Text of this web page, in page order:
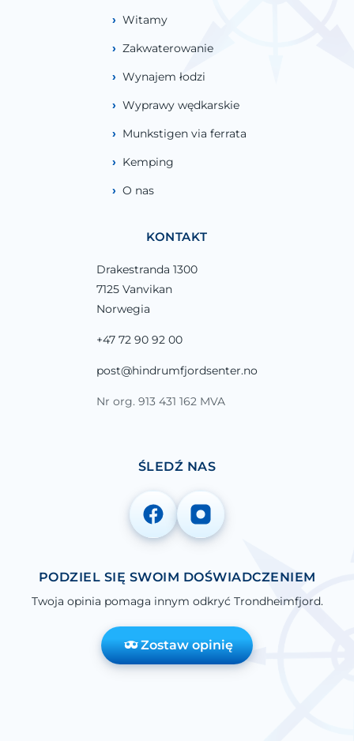
Witamy
Zakwaterowanie
Wynajem łodzi
Wyprawy wędkarskie
Munkstigen via ferrata
Kemping
O nas
KONTAKT
Drakestranda 1300
7125 Vanvikan
Norwegia
+47 72 90 92 00
post@hindrumfjordsenter.no
Nr org. 913 431 162 MVA
ŚLEDŹ NAS
PODZIEL SIĘ SWOIM DOŚWIADCZENIEM
Twoja opinia pomaga innym odkryć Trondheimfjord.
Zostaw opinię